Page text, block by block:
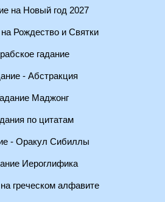
на Новый год 2027
на Рождество и Святки
гадание
- Абстракция
Маджонг
по цитатам
- Оракул Сибиллы
Иероглифика
греческом алфавите